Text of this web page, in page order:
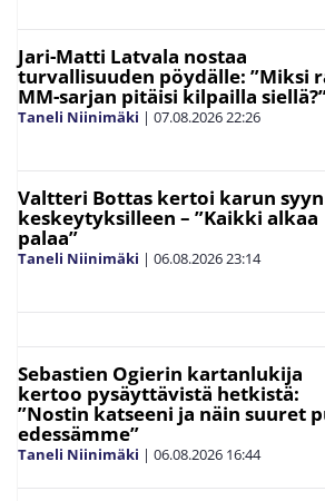
Jari-Matti Latvala nostaa
turvallisuuden pöydälle: ”Miksi
MM-sarjan pitäisi kilpailla
Taneli Niinimäki | 07.08.202622:26
Valtteri Bottas kertoi karun syyn
keskeytyksilleen – ”Kaikki alkaa
palaa”
Taneli Niinimäki | 06.08.202623:14
Sebastien Ogierin kartanlukija
kertoo pysäyttävistä hetkistä:
”Nostin katseeni ja näin suuret
edessämme”
Taneli Niinimäki | 06.08.2026 16:44